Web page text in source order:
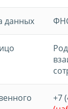
данных
+7